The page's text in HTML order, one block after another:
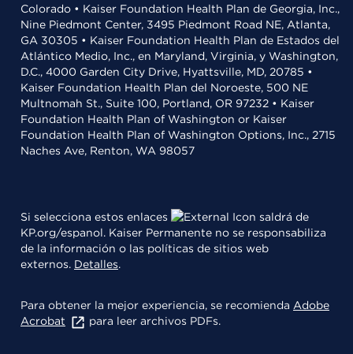
Colorado • Kaiser Foundation Health Plan de Georgia, Inc.,
Nine Piedmont Center, 3495 Piedmont Road NE, Atlanta,
GA 30305 • Kaiser Foundation Health Plan de Estados del
Atlántico Medio, Inc., en Maryland, Virginia, y Washington,
D.C., 4000 Garden City Drive, Hyattsville, MD, 20785 •
Kaiser Foundation Health Plan del Noroeste, 500 NE
Multnomah St., Suite 100, Portland, OR 97232 • Kaiser
Foundation Health Plan of Washington or Kaiser
Foundation Health Plan of Washington Options, Inc., 2715
Naches Ave, Renton, WA 98057
Si selecciona estos enlaces
saldrá de
KP.org/espanol. Kaiser Permanente no se responsabiliza
de la información o las políticas de sitios web
externos. Detalles.
Para obtener la mejor experiencia, se recomienda Adobe
Acrobat
para leer archivos PDFs.